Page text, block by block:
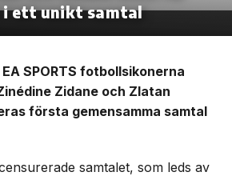
i ett unikt samtal
SPORTS fotbollsikonerna
Zidane och Zlatan
första gemensamma samtal
samtalet, som leds av